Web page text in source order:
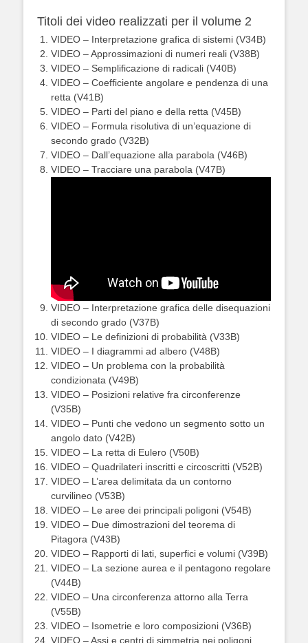
Titoli dei video realizzati per il volume 2
VIDEO – Interpretazione grafica di sistemi (V34B)
VIDEO – Approssimazioni di numeri reali (V38B)
VIDEO – Semplificazione di radicali (V40B)
VIDEO – Coefficiente angolare e pendenza di una
retta (V41B)
VIDEO – Parti del piano e della retta (V45B)
VIDEO – Formula risolutiva di un’equazione di
secondo grado (V32B)
VIDEO – Dall’equazione alla parabola (V46B)
VIDEO – Tracciare una parabola (V47B)
VIDEO – Interpretazione grafica delle disequazioni
di secondo grado (V37B)
VIDEO – Le definizioni di probabilità (V33B)
VIDEO – I diagrammi ad albero (V48B)
VIDEO – Un problema con la probabilità
condizionata (V49B)
VIDEO – Posizioni relative fra circonferenze
(V35B)
VIDEO – Punti che vedono un segmento sotto un
angolo dato (V42B)
VIDEO – La retta di Eulero (V50B)
VIDEO – Quadrilateri inscritti e circoscritti (V52B)
VIDEO – L’area delimitata da un contorno
curvilineo (V53B)
VIDEO – Le aree dei principali poligoni (V54B)
VIDEO – Due dimostrazioni del teorema di
Pitagora (V43B)
VIDEO – Rapporti di lati, superfici e volumi (V39B)
VIDEO – La sezione aurea e il pentagono regolare
(V44B)
VIDEO – Una circonferenza attorno alla Terra
(V55B)
VIDEO – Isometrie e loro composizioni (V36B)
VIDEO – Assi e centri di simmetria nei poligoni